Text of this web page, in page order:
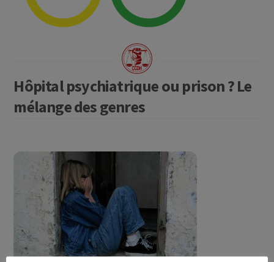
Hôpital psychiatrique ou prison ? Le
mélange des genres